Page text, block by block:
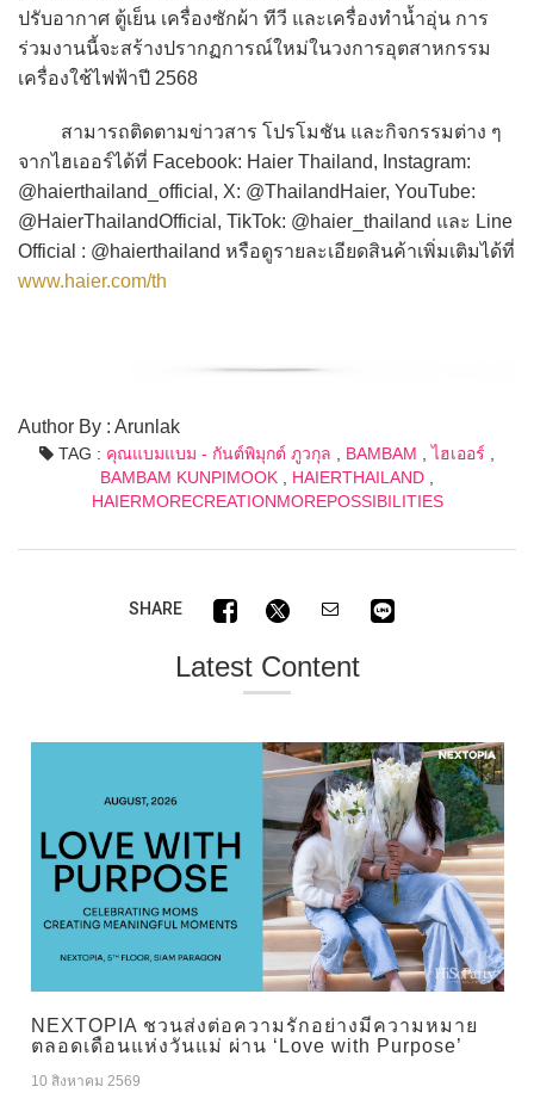
ปรับอากาศ ตู้เย็น เครื่องซักผ้า ทีวี และเครื่องทำน้ำอุ่น การ
ร่วมงานนี้จะสร้างปรากฏการณ์ใหม่ในวงการอุตสาหกรรม
เครื่องใช้ไฟฟ้าปี 2568
สามารถติดตามข่าวสาร โปรโมชัน และกิจกรรมต่าง ๆ
จากไฮเออร์ได้ที่ Facebook: Haier Thailand, Instagram:
@haierthailand_official, X: @ThailandHaier, YouTube:
@HaierThailandOfficial, TikTok: @haier_thailand และ Line
Official : @haierthailand หรือดูรายละเอียดสินค้าเพิ่มเติมได้ที่
www.haier.com/th
Author By : Arunlak
TAG : คุณแบมแบม - กันต์พิมุกต์ ภูวกุล , BAMBAM ,ไฮเออร์ ,
BAMBAM KUNPIMOOK , HAIERTHAILAND ,
HAIERMORECREATIONMOREPOSSIBILITIES
SHARE
Latest Content
NEXTOPIA ชวนส่งต่อความรักอย่างมีความหมาย
ตลอดเดือนแห่งวันแม่ ผ่าน ‘Love with Purpose’
10 สิงหาคม 2569